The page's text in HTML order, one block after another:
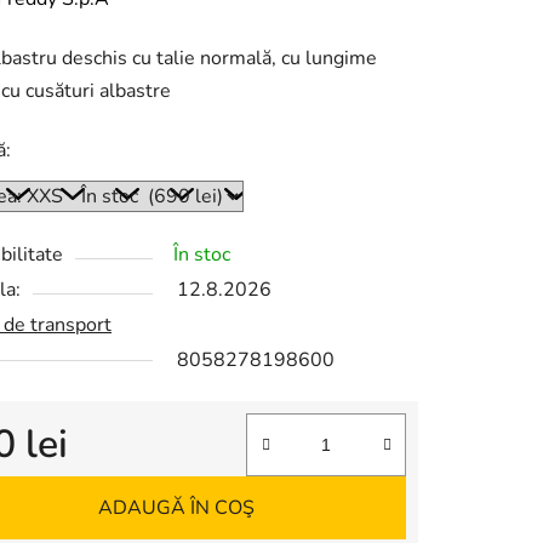
deschis cu talie normală, cu lungime
cusături albastre
În stoc
12.8.2026
transport
8058278198600
lei
preţ:
ADAUGĂ ÎN COŞ